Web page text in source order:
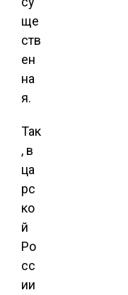
ще
ств
ен
на
я.
Так
, в
ца
рс
ко
й
Ро
сс
ии